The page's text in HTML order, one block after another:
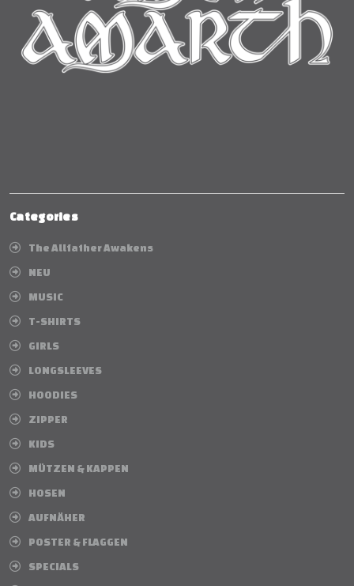
Categories
The Allfather Awakens
NEU
MUSIC
T-SHIRTS
GIRLS
LONGSLEEVES
HOODIES
ZIPPER
KIDS
MÜTZEN & KAPPEN
HOSEN
AUFNÄHER
POSTER & FLAGGEN
SPECIALS